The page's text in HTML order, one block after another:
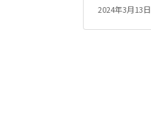
2024年3月13日